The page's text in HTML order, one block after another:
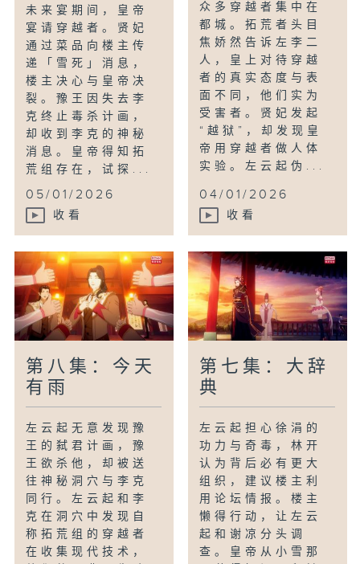
未来宴期间，皇帝
宴请穿越者。贤妃
通过菜品向楼主传
递「雪死」消息，
楼主决心与皇帝决
裂。豫王因失去李
克终止毒杀计画，
却收到李克的神秘
消息。皇帝得知拓
荒组存在，试探...
05/01/2026
收看
众多穿越者集中在
都城。拓荒者头目
焦娇然告诉左李二
人，皇上对待穿越
者的真实态度与表
面不同，他们实为
受害者。贤妃发起
“越狱”，却发现皇
帝用穿越者做人体
实验。左云起伪...
04/01/2026
收看
第八集：今天
有雨
左云起无意发现豫
王的弑君计画，豫
王欲杀他，却被送
往神秘洞穴与李克
同行。左云起和李
克在洞穴中发现自
称拓荒组的穿越者
在收集现代技术，
第七集：大辞
典
左云起担心徐涓的
功力与奇毒，林开
认为背后必有更大
组织，建议楼主利
用论坛情报。楼主
懒得行动，让左云
起和谢凉分头调
查。皇帝从小雪那